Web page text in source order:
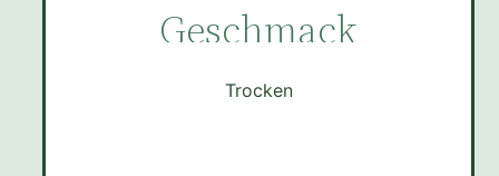
Geschmack
Trocken